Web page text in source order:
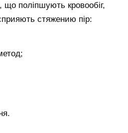
що поліпшують кровообіг,
стяжению пір: